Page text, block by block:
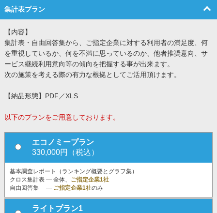
集計表プラン
【内容】
集計表・自由回答集から、ご指定企業に対する利用者の満足度、何
を重視しているか、何を不満に思っているのか、他者推奨意向、サ
ービス継続利用意向等の傾向を把握する事が出来ます。
次の施策を考える際の有力な根拠としてご活用頂けます。
【納品形態】PDF／XLS
以下のプランをご用意しております。
エコノミープラン
330,000円（税込）
基本調査レポート（ランキング概要とグラフ集）
クロス集計表 ― 全体、 ご指定企業1社
自由回答集 ― ご指定企業1社のみ
ライトプラン1